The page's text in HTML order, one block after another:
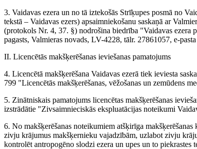
3. Vaidavas ezera un no tā iztekošās Strīķupes posmā no
tekstā – Vaidavas ezers) apsaimniekošanu saskaņā ar
(protokols Nr. 4, 37. §) nodrošina biedrība "Vaidavas ezera
pagasts, Valmieras novads, LV-4228, tālr. 27861057, e-
II. Licencētās makšķerēšanas ieviešanas pamatojums
4. Licencētā makšķerēšana Vaidavas ezerā tiek ieviesta
799 "Licencētās makšķerēšanas, vēžošanas un zemūdens
5. Zinātniskais pamatojums licencētas makšķerēšanas
izstrādātie "Zivsaimnieciskās ekspluatācijas noteikumi
6. No makšķerēšanas noteikumiem atšķirīga
zivju krājumus makšķernieku vajadzībām, uzlabot zivju
kontrolēt antropogēno slodzi ezera un upes un to piekrastes